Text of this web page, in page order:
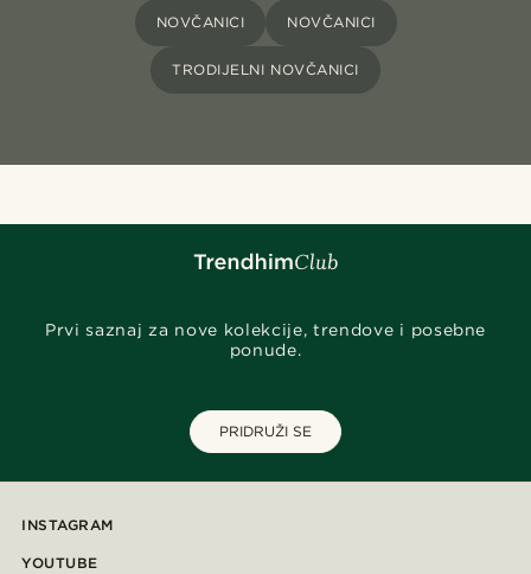
NOVČANICI NOVČANICI
TRODIJELNI NOVČANICI
Prvi saznaj za nove kolekcije, trendove i posebne
ponude.
PRIDRUŽI SE
INSTAGRAM
YOUTUBE